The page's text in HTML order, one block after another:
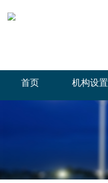
首页 机构设置